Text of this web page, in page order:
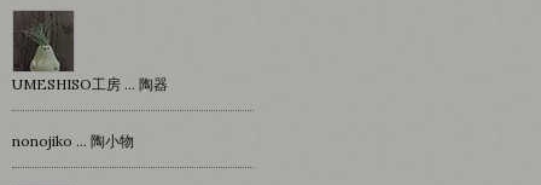
UMESHISO工房 … 陶器
nonojiko ... 陶小物